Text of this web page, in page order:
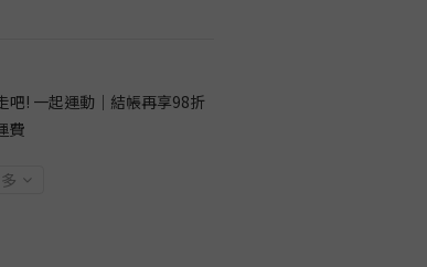
吧! 一起運動｜結帳再享98折
費